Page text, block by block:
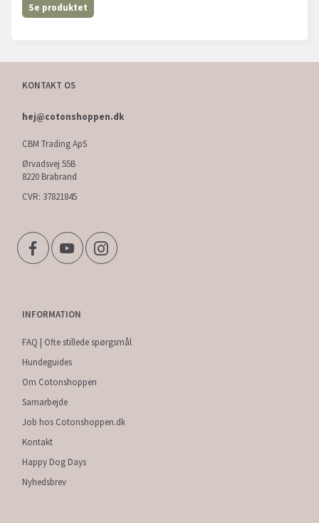
Se produktet
KONTAKT OS
hej@cotonshoppen.dk
CBM Trading ApS
Ørvadsvej 55B
8220 Brabrand
CVR: 37821845
INFORMATION
FAQ | Ofte stillede spørgsmål
Hundeguides
Om Cotonshoppen
Samarbejde
Job hos Cotonshoppen.dk
Kontakt
Happy Dog Days
Nyhedsbrev